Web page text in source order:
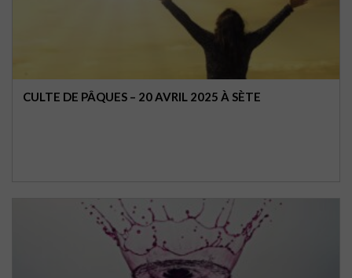
CULTE DE PÂQUES – 20 AVRIL 2025 À SÈTE